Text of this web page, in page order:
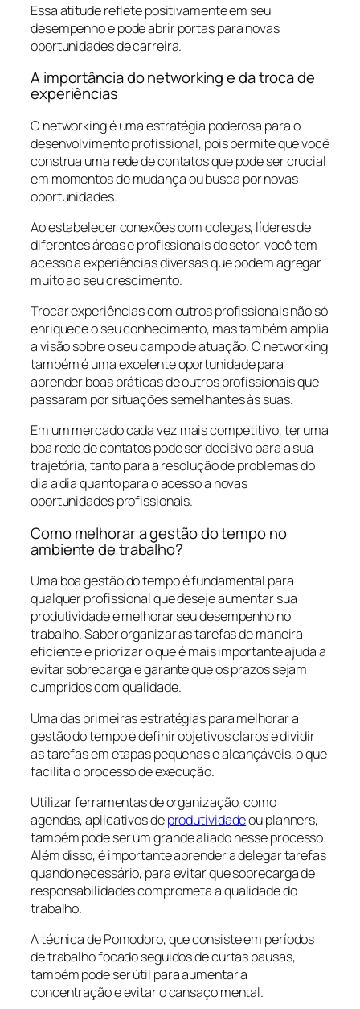
Essa atitude reflete positivamente em seu
desempenho e pode abrir portas para novas
oportunidades de carreira.
A importância do networking e da troca de
experiências
O networking é uma estratégia poderosa para o
desenvolvimento profissional, pois permite que você
construa uma rede de contatos que pode ser crucial
em momentos de mudança ou busca por novas
oportunidades.
Ao estabelecer conexões com colegas, líderes de
diferentes áreas e profissionais do setor, você tem
acesso a experiências diversas que podem agregar
muito ao seu crescimento.
Trocar experiências com outros profissionais não só
enriquece o seu conhecimento, mas também amplia
a visão sobre o seu campo de atuação. O networking
também é uma excelente oportunidade para
aprender boas práticas de outros profissionais que
passaram por situações semelhantes às suas.
Em um mercado cada vez mais competitivo, ter uma
boa rede de contatos pode ser decisivo para a sua
trajetória, tanto para a resolução de problemas do
dia a dia quanto para o acesso a novas
oportunidades profissionais.
Como melhorar a gestão do tempo no
ambiente de trabalho?
Uma boa gestão do tempo é fundamental para
qualquer profissional que deseje aumentar sua
produtividade e melhorar seu desempenho no
trabalho. Saber organizar as tarefas de maneira
eficiente e priorizar o que é mais importante ajuda a
evitar sobrecarga e garante que os prazos sejam
cumpridos com qualidade.
Uma das primeiras estratégias para melhorar a
gestão do tempo é definir objetivos claros e dividir
as tarefas em etapas pequenas e alcançáveis, o que
facilita o processo de execução.
Utilizar ferramentas de organização, como
agendas, aplicativos deprodutividadeou planners,
também pode ser um grande aliado nesse processo.
Além disso, é importante aprender a delegar tarefas
quando necessário, para evitar que sobrecarga de
responsabilidades comprometa a qualidade do
trabalho.
A técnica de Pomodoro, que consiste em períodos
de trabalho focado seguidos de curtas pausas,
também pode ser útil para aumentar a
concentração e evitar o cansaço mental.